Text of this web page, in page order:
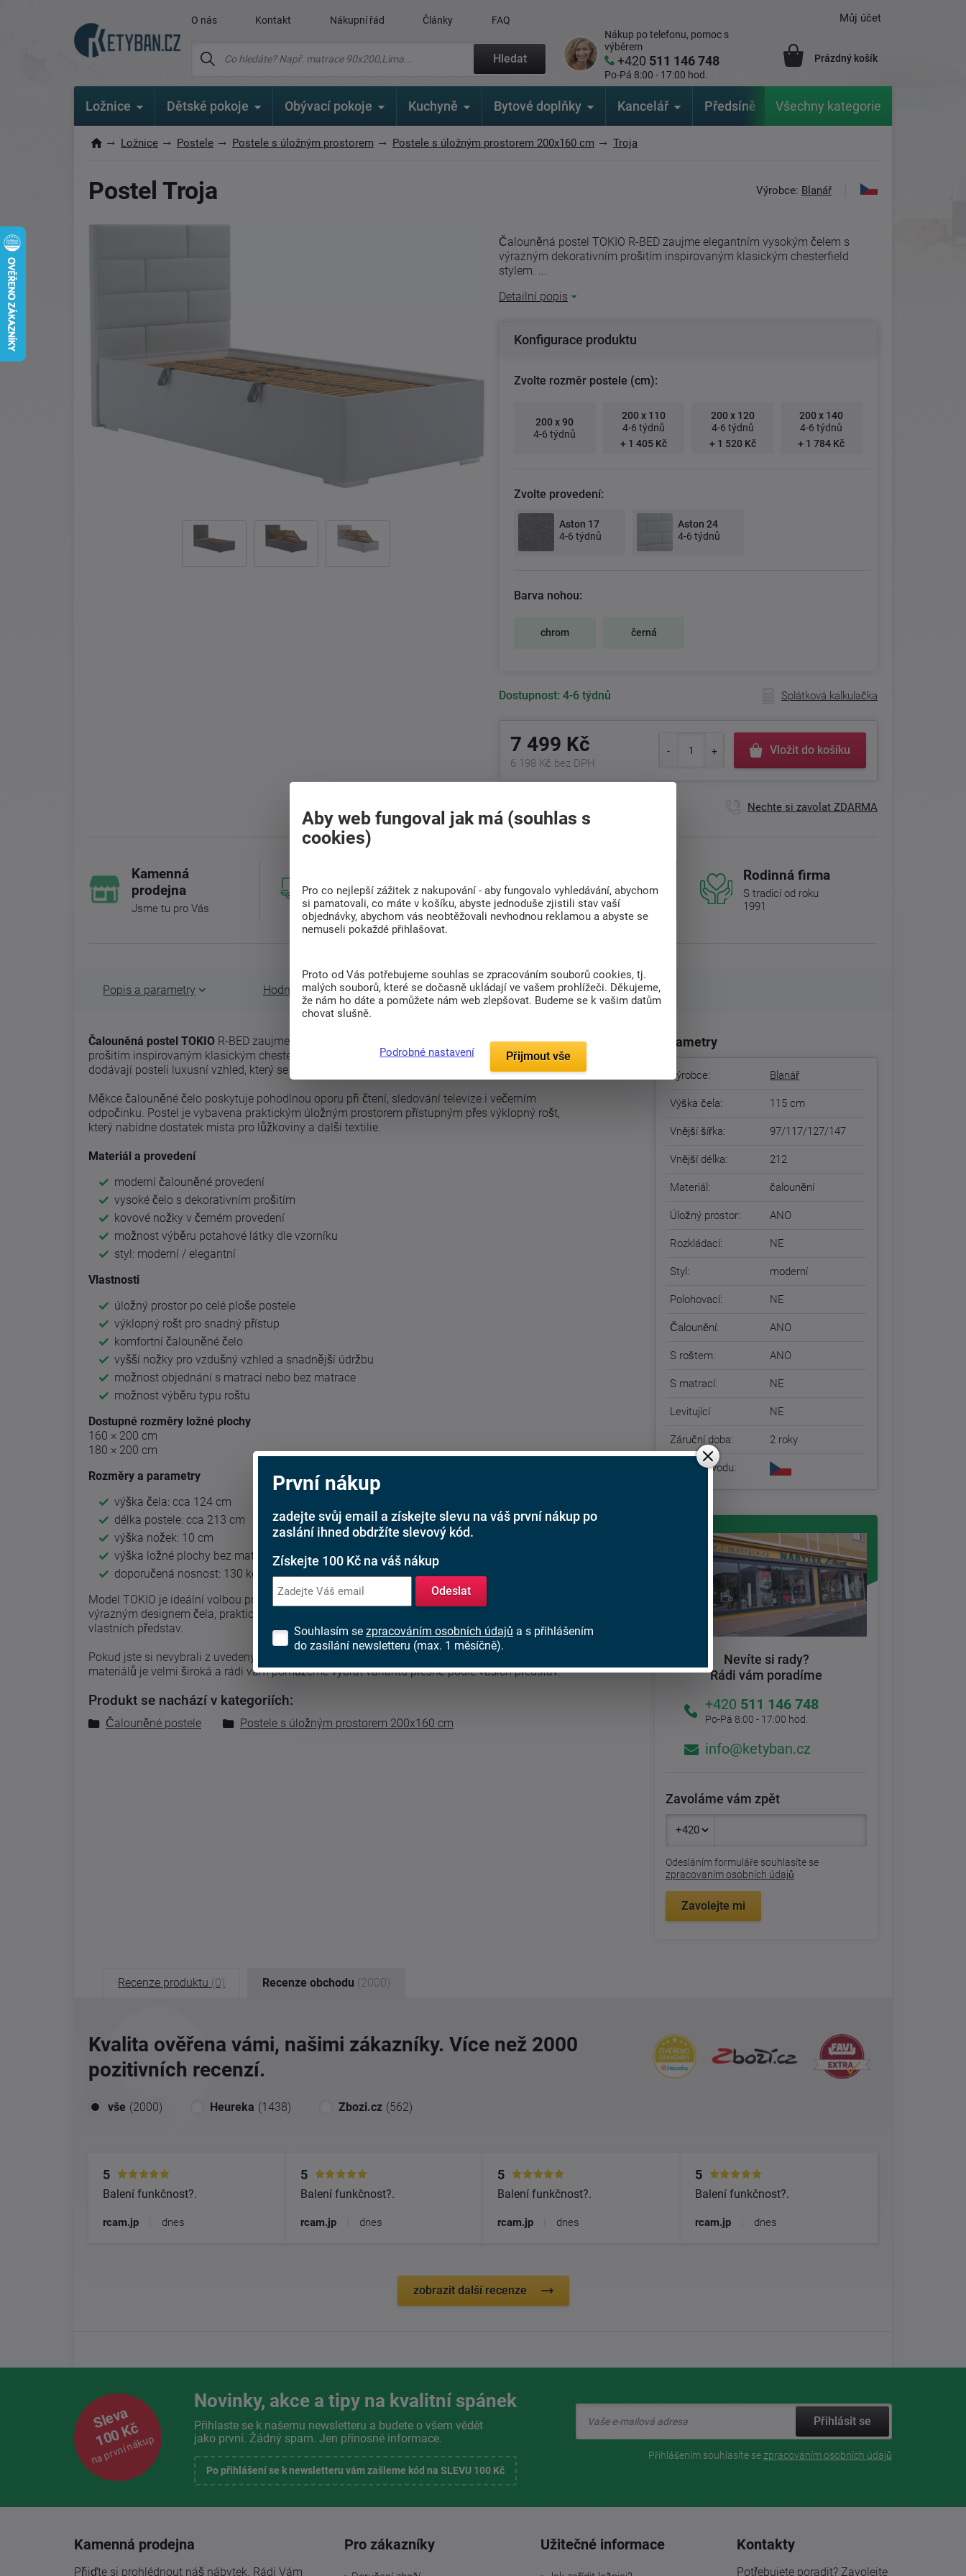
O nás Kontakt Nákupní řád Články FAQ
Hledat
Nákup po telefonu, pomoc s
výběrem
+420 511 146 748
Po-Pá 8:00 - 17:00 hod.
Můj účet
Prázdný košík
Ložnice Dětské pokoje Obývací pokoje Kuchyně Bytové doplňky Kancelář Předsíně Zahrada Značky
Všechny kategorie
Ložnice Postele Postele s úložným prostorem Postele s úložným prostorem 200x160 cm Troja
Postel Troja Výrobce: Blanář
Čalouněná postel TOKIO R-BED zaujme elegantním vysokým čelem s
výrazným dekorativním prošitím inspirovaným klasickým chesterfield
stylem. ...
Detailní popis
Konfigurace produktu
Zvolte rozměr postele (cm):
200 x 90
4-6 týdnů
200 x 110
4-6 týdnů
+ 1 405 Kč
200 x 120
4-6 týdnů
+ 1 520 Kč
200 x 140
4-6 týdnů
+ 1 784 Kč
Zvolte provedení:
Aston 17
4-6 týdnů
Aston 24
4-6 týdnů
Barva nohou:
chrom černá
Dostupnost: 4-6 týdnů Splátková kalkulačka
7 499 Kč
6 198 Kč bez DPH
Vložit do košíku
Po-Pá 8:00 - 17:00 hod.
Nechte si zavolat ZDARMA
Kamenná
prodejna
Jsme tu pro Vás
ZDARMA
Při nákupu nad 6 000
Kč
výběrem
Najděte vhodnou matraci
Rodinná firma
S tradicí od roku
1991
Popis a parametry Hodnocení (0)
Čalouněná postel TOKIO R-BED zaujme elegantním vysokým čelem s výrazným dekorativním
prošitím inspirovaným klasickým chesterfield stylem. Jemně zaoblené tvary a pravidelný vzor
dodávají posteli luxusní vzhled, který se snadno stane dominantou moderní ložnice.
Měkce čalouněné čelo poskytuje pohodlnou oporu při čtení, sledování televize i večerním
odpočinku. Postel je vybavena praktickým úložným prostorem přístupným přes výklopný rošt,
který nabídne dostatek místa pro lůžkoviny a další textilie.
Materiál a provedení
moderní čalouněné provedení
vysoké čelo s dekorativním prošitím
kovové nožky v černém provedení
možnost výběru potahové látky dle vzorníku
styl: moderní / elegantní
Vlastnosti
úložný prostor po celé ploše postele
výklopný rošt pro snadný přístup
komfortní čalouněné čelo
vyšší nožky pro vzdušný vzhled a snadnější údržbu
možnost objednání s matrací nebo bez matrace
možnost výběru typu roštu
Dostupné rozměry ložné plochy
160 × 200 cm
180 × 200 cm
Rozměry a parametry
výška čela: cca 124 cm
délka postele: cca 213 cm
výška nožek: 10 cm
výška ložné plochy bez matrace: 37,5cm
doporučená nosnost: 130 kg na osobu
Model TOKIO je ideální volbou pro zákazníky, kteří hledají elegantní čalouněnou postel s
výrazným designem čela, praktickým úložným prostorem a možností přizpůsobení podle
vlastních představ.
Pokud jste si nevybrali z uvedených látek, neváhejte nás kontaktovat. Nabídka potahových
materiálů je velmi široká a rádi vám pomůžeme vybrat variantu přesně podle vašich představ.
Produkt se nachází v kategoriích:
Čalouněné postele Postele s úložným prostorem 200x160 cm
Parametry
Výrobce: Blanář
Výška čela: 115 cm
Vnější šířka: 97/117/127/147
Vnější délka: 212
Materiál: čalounění
Úložný prostor: ANO
Rozkládací: NE
Styl: moderní
Polohovací: NE
Čalounění: ANO
S roštem: ANO
S matrací: NE
Levitující NE
Záruční doba: 2 roky
Země původu:
Nevíte si rady?
Rádi vám poradíme
+420 511 146 748
Po-Pá 8:00 - 17:00 hod.
info@ketyban.cz
Zavoláme vám zpět
Odesláním formuláře souhlasíte se
zpracovaním osobních údajů
Zavolejte mi
Recenze produktu (0) Recenze obchodu (2000)
Kvalita ověřena vámi, našimi zákazníky. Více než 2000
pozitivních recenzí.
vše (2000) Heureka (1438) Zbozi.cz (562)
5
Balení funkčnost?.
rcam.jp dnes
5
Balení funkčnost?.
rcam.jp dnes
5
Balení funkčnost?.
rcam.jp dnes
5
Balení funkčnost?.
rcam.jp dnes
zobrazit další recenze
Sleva
100 Kč
na první nákup
Novinky, akce a tipy na kvalitní spánek
Přihlaste se k našemu newsletteru a budete o všem vědět
jako první. Žádný spam. Jen přínosné informace.
Po přihlášení se k newsletteru vám zašleme kód na SLEVU 100 Kč
Přihlásit se
Přihlášením souhlasíte sezpracovaním osobních údajů
Kamenná prodejna
Přijďte si prohlédnout náš nábytek. Rádi Vám
Pro zákazníky Užitečné informace Kontakty
Potřebujete poradit? Zavolejte
První nákup
zadejte svůj email a získejte slevu na váš první nákup po
zaslání ihned obdržíte slevový kód.
Získejte 100 Kč na váš nákup
Odeslat
Souhlasím se zpracováním osobních údajů a s přihlášením
do zasílání newsletteru (max. 1 měsíčně).
Aby web fungoval jak má (souhlas s
cookies)
Pro co nejlepší zážitek z nakupování - aby fungovalo vyhledávání, abychom
si pamatovali, co máte v košíku, abyste jednoduše zjistili stav vaší
objednávky, abychom vás neobtěžovali nevhodnou reklamou a abyste se
nemuseli pokaždé přihlašovat.
Proto od Vás potřebujeme souhlas se zpracováním souborů cookies, tj.
malých souborů, které se dočasně ukládají ve vašem prohlížeči. Děkujeme,
že nám ho dáte a pomůžete nám web zlepšovat. Budeme se k vašim datům
chovat slušně.
Podrobné nastavení Přijmout vše